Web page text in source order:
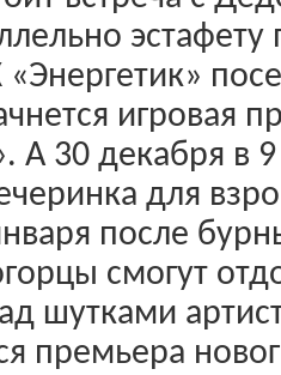
эстафету
игровая
А 30 декабря в
для
после
смогут
шутками
премьера